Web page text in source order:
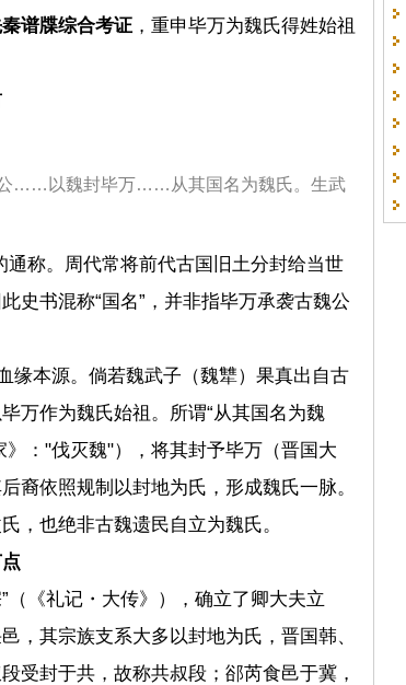
谱牒综合考证，重申毕万为魏氏得姓始祖
……以魏封毕万……从其国名为魏氏。生武
通称。周代常将前代古国旧土分封给当世
史书混称“国名”，并非指毕万承袭古魏公
缘本源。倘若魏武子（魏犨） 果真出自古
万作为魏氏始祖。所谓“从其国名为魏
》："伐灭魏"），将其封予毕万（晋国大
裔依照规制以封地为氏，形成魏氏一脉。
，也绝非古魏遗民自立为魏氏。
（《礼记・大传》），确立了卿大夫立
，其宗族支系大多以封地为氏，晋国韩、
受封于共，故称共叔段；郤芮食邑于冀，